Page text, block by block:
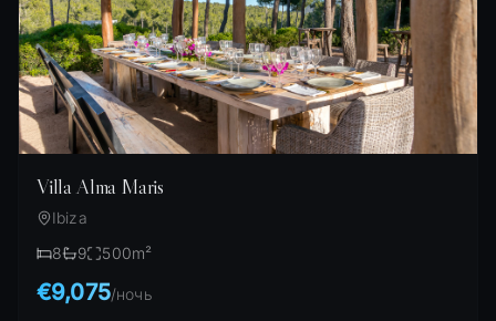
Villa Alma Maris
Ibiza
8
9 500m²
€9,075/ночь